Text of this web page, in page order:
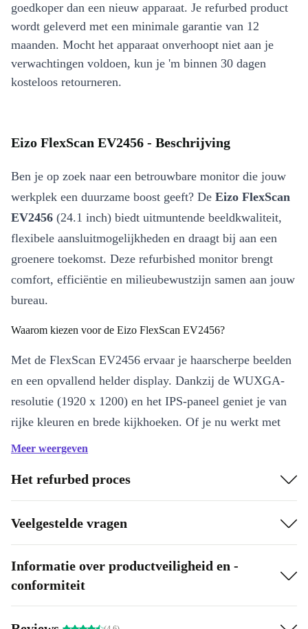
goedkoper dan een nieuw apparaat. Je refurbed product
wordt geleverd met een minimale garantie van 12
maanden. Mocht het apparaat onverhoopt niet aan je
verwachtingen voldoen, kun je 'm binnen 30 dagen
kosteloos retourneren.
Eizo FlexScan EV2456 - Beschrijving
Ben je op zoek naar een betrouwbare monitor die jouw
werkplek een duurzame boost geeft? De Eizo FlexScan
EV2456 (24.1 inch) biedt uitmuntende beeldkwaliteit,
flexibele aansluitmogelijkheden en draagt bij aan een
groenere toekomst. Deze refurbished monitor brengt
comfort, efficiëntie en milieubewustzijn samen aan jouw
bureau.
Waarom kiezen voor de Eizo FlexScan EV2456?
Met de FlexScan EV2456 ervaar je haarscherpe beelden
en een opvallend helder display. Dankzij de WUXGA-
resolutie (1920 x 1200) en het IPS-paneel geniet je van
rijke kleuren en brede kijkhoeken. Of je nu werkt met
grafische toepassingen, multitaskt of je favoriete serie
zodat alles er vloeiend uitziet.
andere apparaten aan via HDMI, DisplayPort, DVI, VGA, USB-
B 3.0 en meer.
Ergonomisch ontwerp: Dankzij het compacte formaat en de
Meer weergeven
Het refurbed proces
Veelgestelde vragen
Informatie over productveiligheid en -
conformiteit